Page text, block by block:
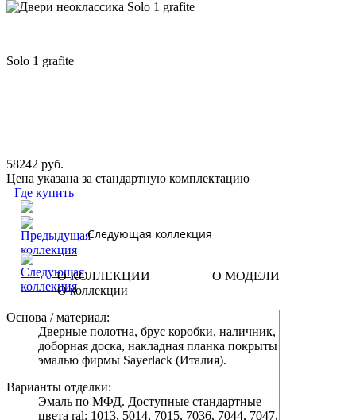
Solo 1 grafite
58242 руб.
Цена указана за стандартную комплектацию
Где купить
Следующая коллекция
О КОЛЛЕКЦИИ
О МОДЕЛИ
О коллекции
Основа / материал:
Дверные полотна, брус коробки, наличник,
доборная доска, накладная планка покрыты
эмалью фирмы Sayerlack (Италия).
Варианты отделки:
Эмаль по МФД. Доступные стандартные
цвета ral: 1013, 5014, 7015, 7036, 7044, 7047,